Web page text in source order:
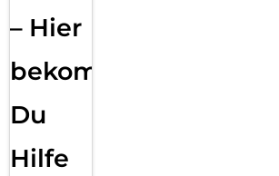
– Hier
bekommst
Du
Hilfe